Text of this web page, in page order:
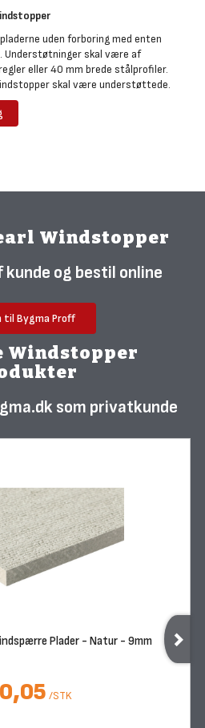
uden forboring med enten
Understøtninger skal være af
eller 40 mm brede stålprofiler.
skal være understøttede.
Windstopper
kunde og bestil online
til Bygma Proff
Windstopper
som privatkunde
Plader - Natur - 9mm
/STK